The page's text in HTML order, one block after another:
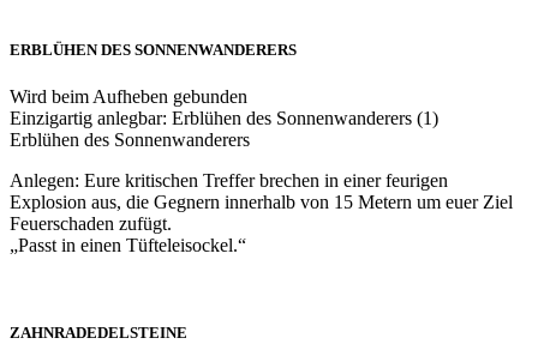
ERBLÜHEN DES SONNENWANDERERS
Wird beim Aufheben gebunden
Einzigartig anlegbar: Erblühen des Sonnenwanderers (1)
Erblühen des Sonnenwanderers
Anlegen: Eure kritischen Treffer brechen in einer feurigen
Explosion aus, die Gegnern innerhalb von 15 Metern um euer Ziel
Feuerschaden zufügt.
„Passt in einen Tüfteleisockel.“
ZAHNRADEDELSTEINE